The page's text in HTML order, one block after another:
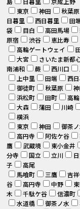
東京
神田 秋葉原
日暮里
西日暮里 田
袋
目白 高田馬場
原宿
渋谷 恵比寿
高輪ゲートウェイ
大宮
さいたま新都
南浦和
蕨 西川口
上中里
田端 西
御徒町
秋葉原
浜松町
田町 高
大森
蒲田 川崎
横浜
東京
神田 御茶
高円寺
阿佐ケ谷
鷹
武蔵境 東小金井
分寺
国立 立川
子
高尾
馬喰町
三鷹 吉
谷
高円寺 中野
木
千駄ケ谷 信濃町
水道橋
御茶ノ水